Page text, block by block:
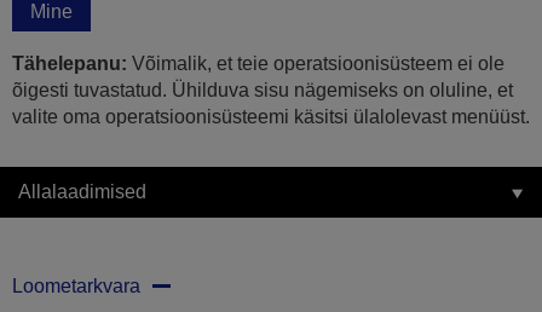
Mine
Tähelepanu: Võimalik, et teie operatsioonisüsteem ei ole
õigesti tuvastatud. Ühilduva sisu nägemiseks on oluline, et
valite oma operatsioonisüsteemi käsitsi ülalolevast menüüst.
Allalaadimised
Loometarkvara